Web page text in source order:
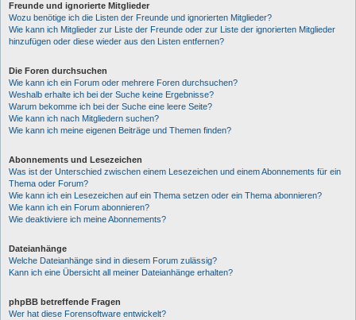
Freunde und ignorierte Mitglieder
Wozu benötige ich die Listen der Freunde und ignorierten Mitglieder?
Wie kann ich Mitglieder zur Liste der Freunde oder zur Liste der ignorierten Mitglieder
hinzufügen oder diese wieder aus den Listen entfernen?
Die Foren durchsuchen
Wie kann ich ein Forum oder mehrere Foren durchsuchen?
Weshalb erhalte ich bei der Suche keine Ergebnisse?
Warum bekomme ich bei der Suche eine leere Seite?
Wie kann ich nach Mitgliedern suchen?
Wie kann ich meine eigenen Beiträge und Themen finden?
Abonnements und Lesezeichen
Was ist der Unterschied zwischen einem Lesezeichen und einem Abonnements für ein
Thema oder Forum?
Wie kann ich ein Lesezeichen auf ein Thema setzen oder ein Thema abonnieren?
Wie kann ich ein Forum abonnieren?
Wie deaktiviere ich meine Abonnements?
Dateianhänge
Welche Dateianhänge sind in diesem Forum zulässig?
Kann ich eine Übersicht all meiner Dateianhänge erhalten?
phpBB betreffende Fragen
Wer hat diese Forensoftware entwickelt?